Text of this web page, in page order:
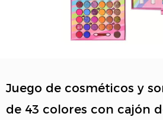
Juego de cosméticos y
de 43 colores con cajón